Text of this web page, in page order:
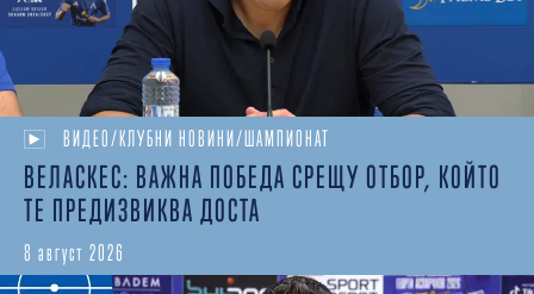
ВИДЕО/КЛУБНИ НОВИНИ/ШАМПИОНАТ
ВЕЛАСКЕС: ВАЖНА ПОБЕДА СРЕЩУ ОТБОР, КОЙТО
ТЕ ПРЕДИЗВИКВА ДОСТА
8 август 2026